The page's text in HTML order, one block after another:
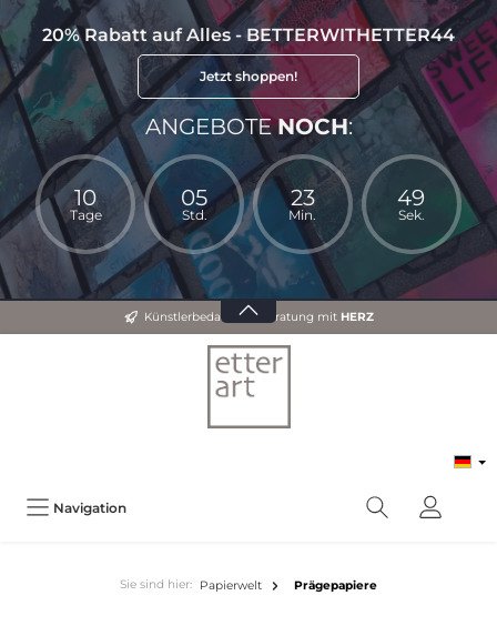
20% Rabatt auf Alles - BETTERWITHETTER44
Jetzt shoppen!
ANGEBOTENOCH:
10
Tage
05
Std.
23
Min.
48
Sek.
Künstlerbedarf und Beratung mitHERZ
Navigation
Sie sind hier: Papierwelt Prägepapiere